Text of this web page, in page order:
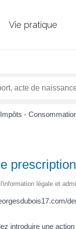
Vie pratique
-
légale et
introduire une